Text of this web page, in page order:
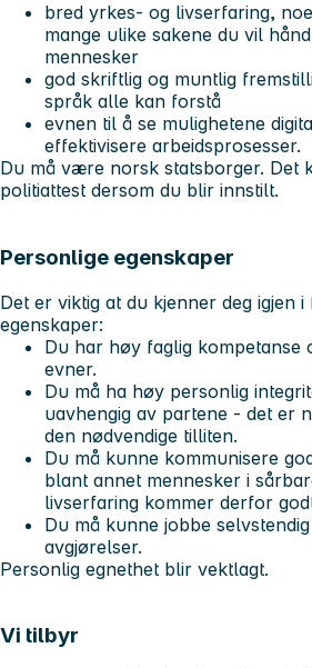
bred yrkes- og livserfaring,
mange ulike sakene du vil
mennesker
god skriftlig og muntlig
språk alle kan forstå
evnen til å se mulighetene
effektivisere arbeidsprosesser.
Du må være norsk statsborger. Det
politiattest dersom du blir innstilt.
Personlige egenskaper
Det er viktig at du kjenner deg igjen i
egenskaper:
Du har høy faglig kompetanse
evner.
Du må ha høy personlig
uavhengig av partene - det er
den nødvendige tilliten.
Du må kunne kommunisere
blant annet mennesker i
livserfaring kommer derfor
Du må kunne jobbe
avgjørelser.
Personlig egnethet blir vektlagt.
Vi tilbyr